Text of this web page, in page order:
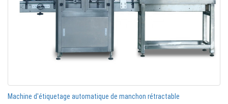
Machine d'étiquetage automatique de manchon rétractable